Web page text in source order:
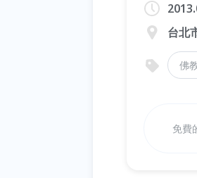
台北
佛
免費